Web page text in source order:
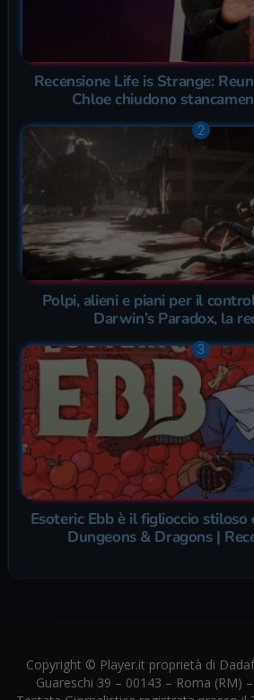
Recensione Life is Strange:
Chloe chiudono
Polpi, alieni e piani per il
Darwin’s Paradox, la
Esoteric Ebb è il figlioccio stiloso
Dungeons & Dragons |
Copyright © Player.it proprietà di
Guareschi 39 – 00143 – Roma (RM)